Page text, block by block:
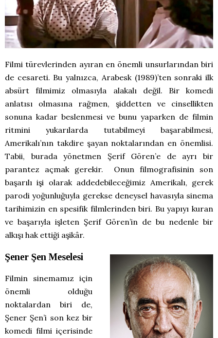
Filmi türevlerinden ayıran en önemli unsurlarından biri
de cesareti. Bu yalnızca, Arabesk (1989)’ten sonraki ilk
absürt filmimiz olmasıyla alakalı değil. Bir komedi
anlatısı olmasına rağmen, şiddetten ve cinsellikten
sonuna kadar beslenmesi ve bunu yaparken de filmin
ritmini yukarılarda tutabilmeyi başarabilmesi,
Amerikalı’nın takdire şayan noktalarından en önemlisi.
Tabii, burada yönetmen Şerif Gören’e de ayrı bir
parantez açmak gerekir. Onun filmografisinin son
başarılı işi olarak addedebileceğimiz Amerikalı, gerek
parodi yoğunluğuyla gerekse deneysel havasıyla sinema
tarihimizin en spesifik filmlerinden biri. Bu yapıyı kuran
ve başarıyla işleten Şerif Gören’in de bu nedenle bir
alkışı hak ettiği aşikâr.
Şener Şen Meselesi
Filmin sinemamız için
önemli olduğu
noktalardan biri de,
Şener Şen’i son kez bir
komedi filmi içerisinde